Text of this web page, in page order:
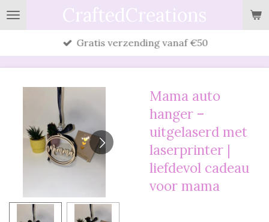
Ga
direct
CraftedCreations
Gratis verzending vanaf €50
Mama auto
hanger –
uitgelaserd met
laserprinter |
liefdevol cadeau
voor mama